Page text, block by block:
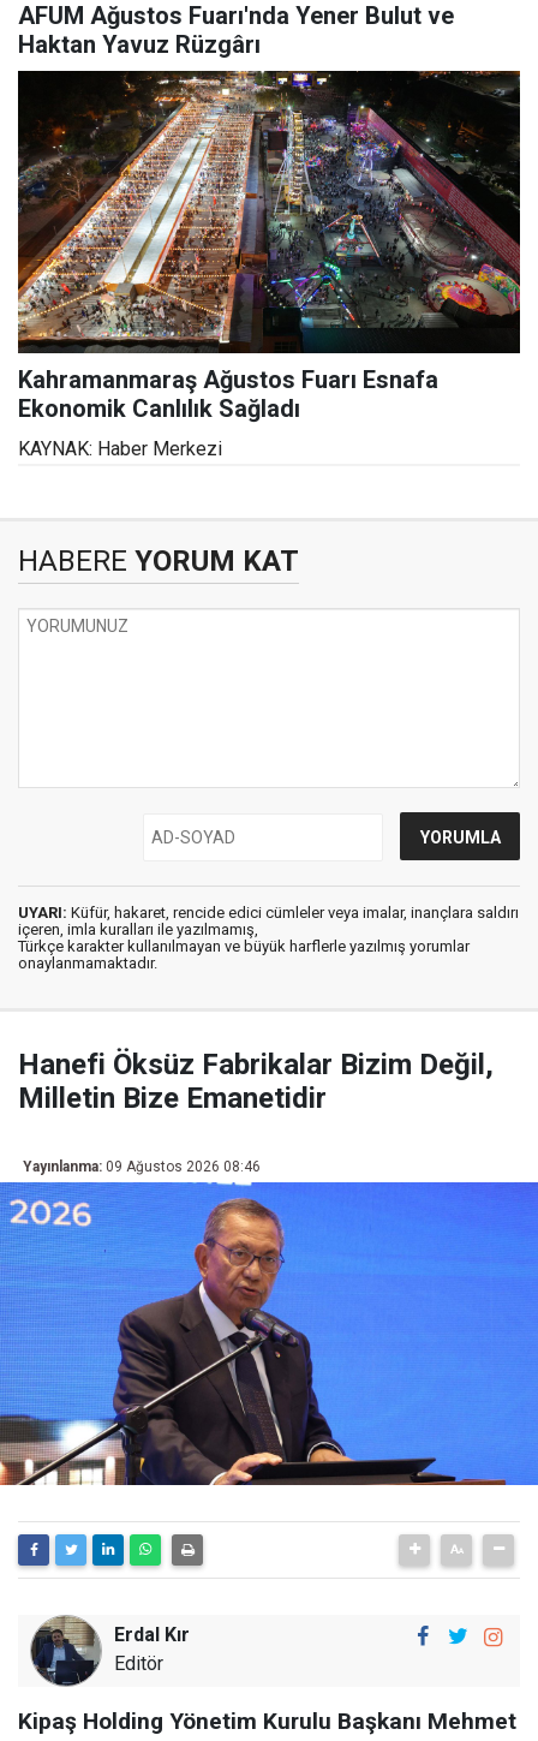
AFUM Ağustos Fuarı'nda Yener Bulut ve
Haktan Yavuz Rüzgârı
Kahramanmaraş Ağustos Fuarı Esnafa
Ekonomik Canlılık Sağladı
KAYNAK: Haber Merkezi
HABERE YORUM KAT
UYARI: Küfür, hakaret, rencide edici cümleler veya imalar, inançlara saldırı
içeren, imla kuralları ile yazılmamış,
Türkçe karakter kullanılmayan ve büyük harflerle yazılmış yorumlar
onaylanmamaktadır.
Hanefi Öksüz Fabrikalar Bizim Değil,
Milletin Bize Emanetidir
Yayınlanma: 09 Ağustos 2026 08:46
Erdal Kır
Editör
Kipaş Holding Yönetim Kurulu Başkanı Mehmet